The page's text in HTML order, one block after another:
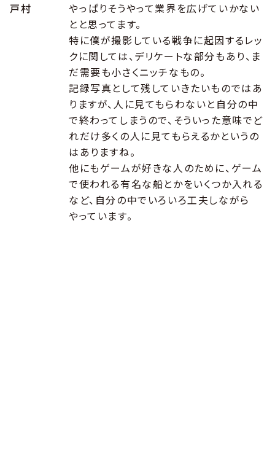
戸村
やっぱりそうやって業界を広げていかない
とと思ってます。
特に僕が撮影している戦争に起因するレッ
クに関しては、デリケートな部分もあり、ま
だ需要も小さくニッチなもの。
記録写真として残していきたいものではあ
りますが、人に見てもらわないと自分の中
で終わってしまうので、そういった意味でど
れだけ多くの人に見てもらえるかというの
はありますね。
他にもゲームが好きな人のために、ゲーム
で使われる有名な船とかをいくつか入れる
など、自分の中でいろいろ工夫しながら
やっています。